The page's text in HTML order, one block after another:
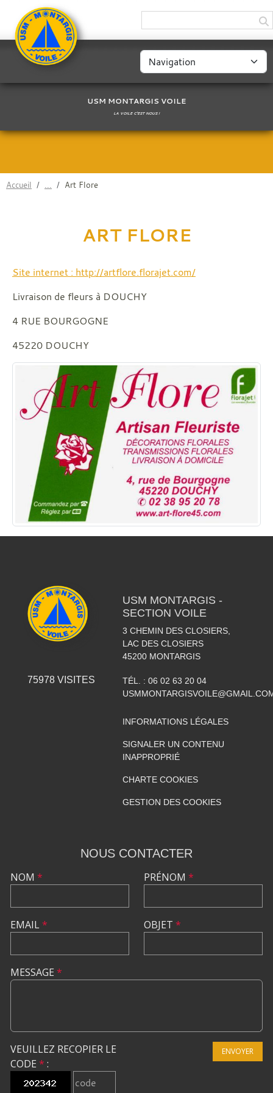
USM MONTARGIS VOILE
LA VOILE C'EST NOUS !
Accueil Art Flore
ART FLORE
Site internet : http://artflore.florajet.com/
Livraison de fleurs à DOUCHY
4 RUE BOURGOGNE
45220 DOUCHY
75978VISITES
USM MONTARGIS -
SECTION VOILE
3 CHEMIN DES CLOSIERS,
LAC DES CLOSIERS
45200 MONTARGIS
TÉL. : 06 02 63 20 04
INFORMATIONS LÉGALES
SIGNALER UN CONTENU
INAPPROPRIÉ
CHARTE COOKIES
GESTION DES COOKIES
NOUS CONTACTER
NOM *
EMAIL*
PRÉNOM *
OBJET *
MESSAGE *
VEUILLEZ RECOPIER LE
CODE * :
ENVOYER
Panneau de gestion des cookies